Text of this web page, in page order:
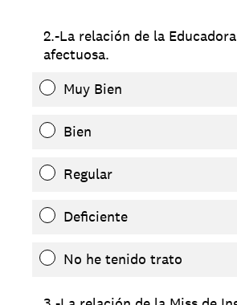
2.-La relación de la
afectuosa.
Muy Bien
Bien
Regular
Deficiente
No he tenido trato